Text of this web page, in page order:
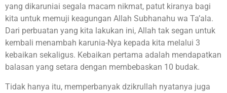
yang dikaruniai segala macam nikmat, patut kiranya bagi
kita untuk memuji keagungan Allah Subhanahu wa Ta’ala.
Dari perbuatan yang kita lakukan ini, Allah tak segan untuk
kembali menambah karunia-Nya kepada kita melalui 3
kebaikan sekaligus. Kebaikan pertama adalah mendapatkan
balasan yang setara dengan membebaskan 10 budak.
Tidak hanya itu, memperbanyak dzikrullah nyatanya juga